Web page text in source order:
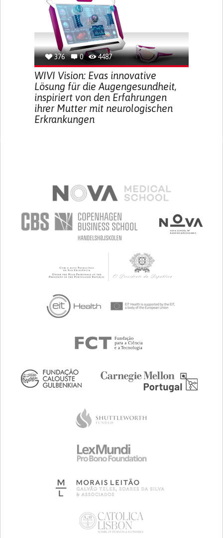
376 0 4487
WIVI Vision: Evas innovative
Lösung für die Augengesundheit,
inspiriert von den Erfahrungen
ihrer Mutter mit neurologischen
Erkrankungen